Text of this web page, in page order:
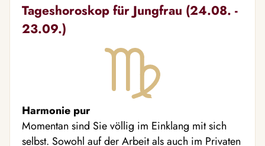
Tageshoroskop für Jungfrau (24.08. -
23.09.)
Harmonie pur
Momentan sind Sie völlig im Einklang mit sich
selbst. Sowohl auf der Arbeit als auch im Privaten